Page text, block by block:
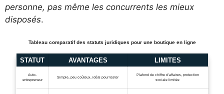
personne, pas même les concurrents les mieux
disposés.
Tableau comparatif des statuts juridiques pour une boutique en ligne
STATUT AVANTAGES LIMITES
Auto-
entrepreneur
Simple, peu coûteux, idéal pour tester
Plafond de chiffre d’affaires, protection
sociale limitée